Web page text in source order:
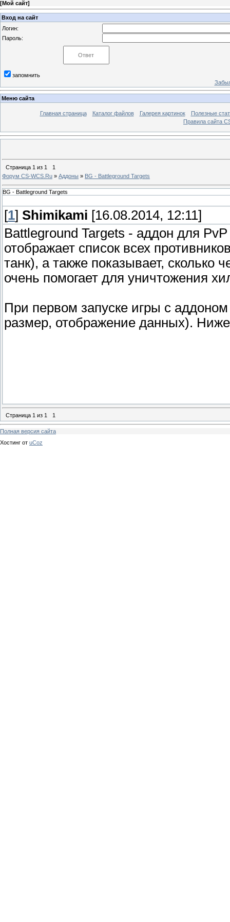
[Мой сайт]
Вход на сайт
Логин:
Пароль:
запомнить
Меню сайта
Главная страница Каталог файлов Галерея картинок
Полезные
Правила сайта
Страница 1 из 1
1
Форум CS-WCS.Ru » Аддоны » BG - Battleground Targets
BG - Battleground Targets
[1] Shimikami [16.08.2014, 12:11]
Battleground Targets - аддон для
отображает список всех
танк), а также показывает, сколько
очень помогает для уничтожения
При первом запуске игры с
размер, отображение данных).
Страница 1 из 1 1
Полная версия сайта
Хостинг от uCoz